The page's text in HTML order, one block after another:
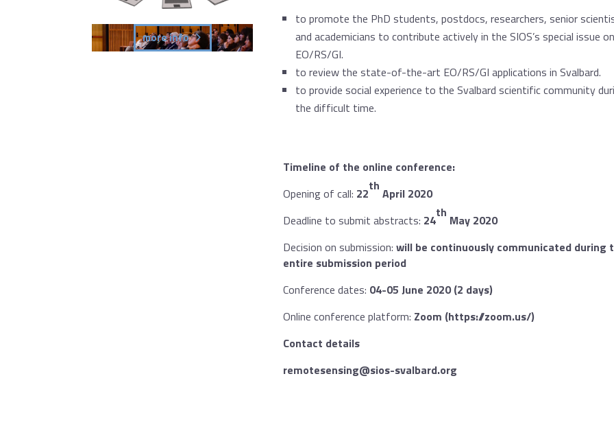
more info
to promote the PhD students, postdocs, researchers, senior
and academicians to contribute actively in the SIOS’s special issue on
EO/RS/GI.
to review the state-of-the-art EO/RS/GI applications in Svalbard.
to provide social experience to the Svalbard scientific community
the difficult time.
Timeline of the online conference:
Opening of call: 22
th
April 2020
Deadline to submit abstracts: 24
th
May 2020
Decision on submission: will be continuously communicated during
entire submission period
Conference dates: 04-05 June 2020 (2 days)
Online conference platform: Zoom (https://zoom.us/)
Contact details
remotesensing@sios-svalbard.org